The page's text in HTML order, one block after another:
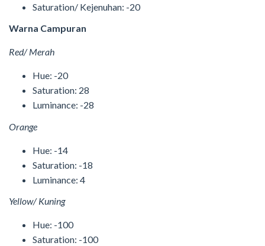
Saturation/ Kejenuhan: -20
Warna Campuran
Red/ Merah
Hue: -20
Saturation: 28
Luminance: -28
Orange
Hue: -14
Saturation: -18
Luminance: 4
Yellow/ Kuning
Hue: -100
Saturation: -100